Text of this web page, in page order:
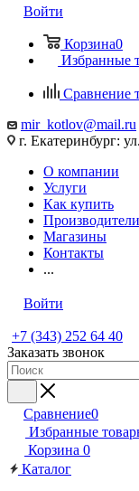
Войти
Корзина0
Избранные
Сравнение
mir_kotlov@mail.ru
г. Екатеринбург:
О компании
Услуги
Как купить
Производители
Магазины
Контакты
...
Войти
+7 (343) 252 64 40
Заказать звонок
Сравнение0
Избранные
Корзина 0
Каталог